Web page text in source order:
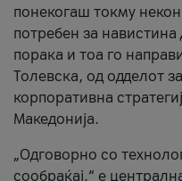
понекогаш токму
потребен за
порака и тоа го
Толевска, од одделот
корпоративна
Македонија.
„Одговорно со
сообраќај.“ е